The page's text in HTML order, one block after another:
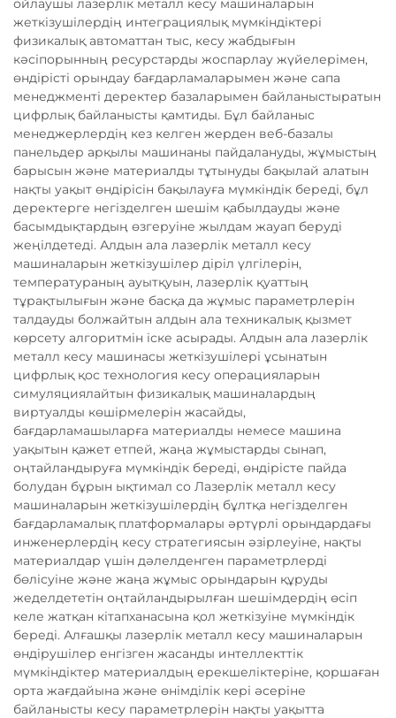
ойлаушы лазерлік металл кесу машиналарын
жеткізушілердің интеграциялық мүмкіндіктері
физикалық автоматтан тыс, кесу жабдығын
кәсіпорынның ресурстарды жоспарлау жүйелерімен,
өндірісті орындау бағдарламаларымен және сапа
менеджменті деректер базаларымен байланыстыратын
цифрлық байланысты қамтиды. Бұл байланыс
менеджерлердің кез келген жерден веб-базалы
панельдер арқылы машинаны пайдалануды, жұмыстың
барысын және материалды тұтынуды бақылай алатын
нақты уақыт өндірісін бақылауға мүмкіндік береді, бұл
деректерге негізделген шешім қабылдауды және
басымдықтардың өзгеруіне жылдам жауап беруді
жеңілдетеді. Алдын ала лазерлік металл кесу
машиналарын жеткізушілер діріл үлгілерін,
температураның ауытқуын, лазерлік қуаттың
тұрақтылығын және басқа да жұмыс параметрлерін
талдауды болжайтын алдын ала техникалық қызмет
көрсету алгоритмін іске асырады. Алдын ала лазерлік
металл кесу машинасы жеткізушілері ұсынатын
цифрлық қос технология кесу операцияларын
симуляциялайтын физикалық машиналардың
виртуалды көшірмелерін жасайды,
бағдарламашыларға материалды немесе машина
уақытын қажет етпей, жаңа жұмыстарды сынап,
оңтайландыруға мүмкіндік береді, өндірісте пайда
болудан бұрын ықтимал со Лазерлік металл кесу
машиналарын жеткізушілердің бұлтқа негізделген
бағдарламалық платформалары әртүрлі орындардағы
инженерлердің кесу стратегиясын әзірлеуіне, нақты
материалдар үшін дәлелденген параметрлерді
бөлісуіне және жаңа жұмыс орындарын құруды
жеделдететін оңтайландырылған шешімдердің өсіп
келе жатқан кітапханасына қол жеткізуіне мүмкіндік
береді. Алғашқы лазерлік металл кесу машиналарын
өндірушілер енгізген жасанды интеллекттік
мүмкіндіктер материалдың ерекшеліктеріне, қоршаған
орта жағдайына және өнімділік кері әсеріне
байланысты кесу параметрлерін нақты уақытта